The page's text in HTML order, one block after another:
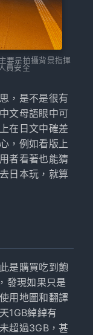
要是拍攝背景指揮
員安全
，是不是很有
文母語眼中可
在日文中確差
，例如看版上
者看著也能猜
日本玩，就算
是購買吃到飽
發現如果只是
用地圖和翻譯
1GB綽綽有
超過3GB，甚